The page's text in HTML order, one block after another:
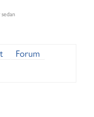
Forum